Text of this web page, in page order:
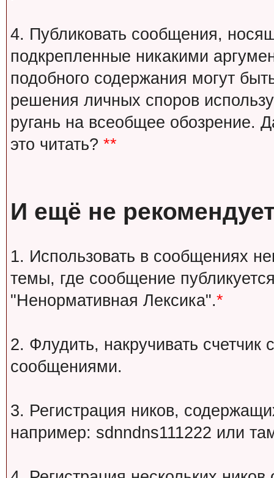
4. Публиковать сообщения,
подкрепленные никакими
подобного содержания могут
решения личных споров
ругань на всеобщее обозрение.
это читать? **
И ещё не
1. Использовать в сообщениях
темы, где сообщение
"Ненормативная Лексика".*
2. Флудить, накручивать
сообщениями.
3. Регистрация ников,
например: sdnndns111222 или